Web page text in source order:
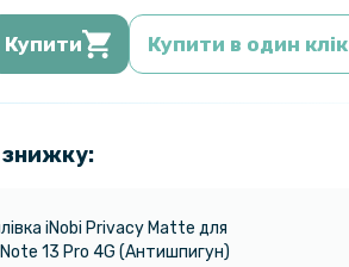
Купити Купити в один клік
знижку:
iNobi Privacy Matte для
13 Pro 4G (Антишпигун)